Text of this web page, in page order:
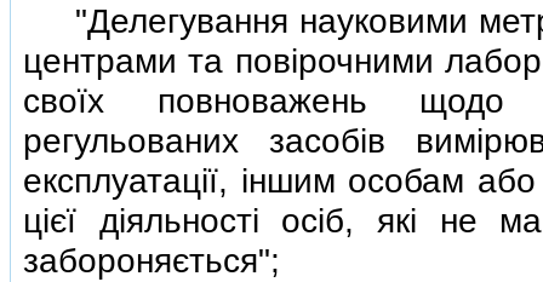
"Делегування науковими
центрами та повiрочними
своїх повноважень щодо
регульованих засобiв
експлуатацiї, iншим особам
цiєї дiяльностi осiб, якi не
забороняється";